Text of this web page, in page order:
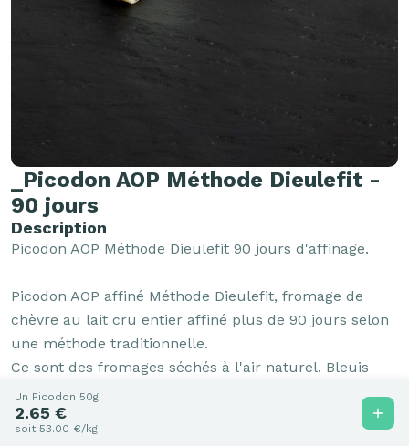
_Picodon AOP Méthode Dieulefit -
90 jours
Description
Picodon AOP Méthode Dieulefit 90 jours d'affinage.
Picodon AOP affiné Méthode Dieulefit, fromage de
chèvre au lait cru entier affiné plus de 90 jours selon
une méthode traditionnelle.
Ce sont des fromages séchés à l'air naturel. Bleuis
puis lavés selon la Méthode de Dieulefit, sa croûte
lavée et sa pâte concentrée développent des arômes
intenses de noisette, de sous-bois et de champignon.
Un Picodon 50g
2.65 €
soit 53.00 €/kg